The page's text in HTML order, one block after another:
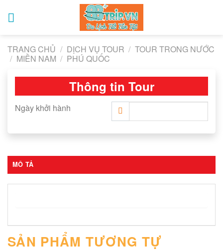
TRANG CHỦ / DỊCH VỤ TOUR / TOUR TRONG NƯỚC
/ MIỀN NAM / PHÚ QUỐC
Thông tin Tour
Ngày khởi hành
MÔ TẢ
SẢN PHẨM TƯƠNG TỰ